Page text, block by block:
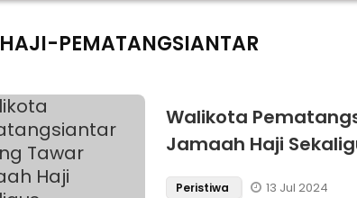
HAJI-PEMATANGSIANTAR
Walikota
Jamaah Haji
ke Peserta MTQ
Peristiwa 13 Jul 2024